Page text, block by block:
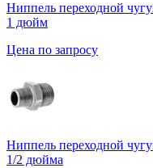
Ниппель переходной
1 дюйм
Цена по запросу
Ниппель переходной
1/2 дюйма